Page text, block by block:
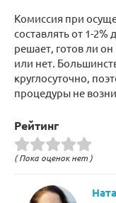
Комиссия при
составлять от 1-
решает, готов ли
или нет.
круглосуточно,
процедуры не
Рейтинг
( Пока оценок нет )